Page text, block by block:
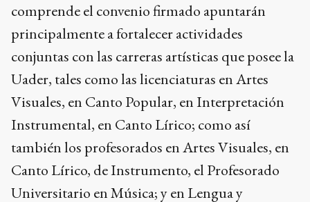
comprende el convenio firmado apuntarán
principalmente a fortalecer actividades
conjuntas con las carreras artísticas que posee la
Uader, tales como las licenciaturas en Artes
Visuales, en Canto Popular, en Interpretación
Instrumental, en Canto Lírico; como así
también los profesorados en Artes Visuales, en
Canto Lírico, de Instrumento, el Profesorado
Universitario en Música; y en Lengua y